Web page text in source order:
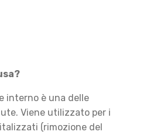
interno è una delle
Viene utilizzato per i
(rimozione del